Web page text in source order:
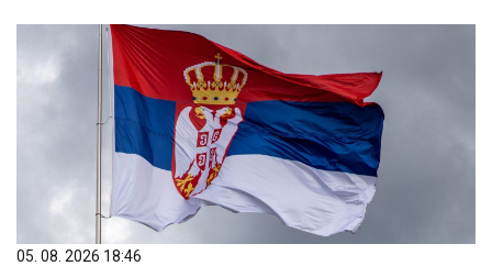
05. 08. 2026 18:46